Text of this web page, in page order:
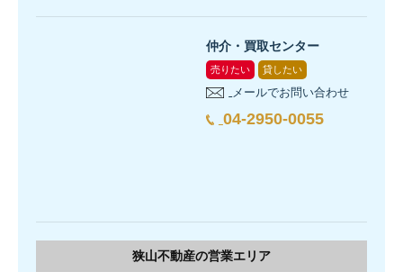
仲介・買取センター
売りたい 貸したい
メールでお問い合わせ
04-2950-0055
狭山不動産の営業エリア